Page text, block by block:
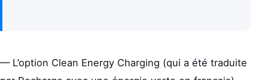
— L’option Clean Energy Charging (qui a été traduite